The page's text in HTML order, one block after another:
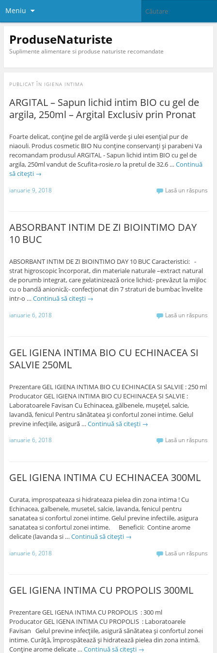
Meniu
ProduseNaturiste
Suplimente alimentare si produse naturiste recomandate
PUBLICAT ÎN IGIENA INTIMA
ARGITAL – Sapun lichid intim BIO cu gel de
argila, 250ml – Argital Exclusiv prin Pronat
Foarte delicat, conţine gel de argilă verde şi ulei esenţial pur de
niaouli. Produs cosmetic BIO Nu conţine conservanţi și parabeni Va
recomandam produsul ARGITAL - Sapun lichid intim BIO cu gel de
argila, 250ml vandut de Scufita-rosie.ro la pretul de 32.6 … Continuă
să citești →
ianuarie 9, 2018 Lasă un răspuns
ABSORBANT INTIM DE ZI BIOINTIMO DAY
10 BUC
ABSORBANT INTIM DE ZI BIOINTIMO DAY 10 BUC Caracteristici: -
strat higroscopic încorporat, din materiale naturale –extract natural
de porumb integrat, care gelatinizează orice lichid;- prevăzut la mijloc
cu o bandă anionică;- confecţionat din 7 straturi de bumbac învelite
intr-o … Continuă să citești →
ianuarie 6, 2018 Lasă un răspuns
GEL IGIENA INTIMA BIO CU ECHINACEA SI
SALVIE 250ML
Prezentare GEL IGIENA INTIMA BIO CU ECHINACEA SI SALVIE : 250 ml
Producator GEL IGIENA INTIMA BIO CU ECHINACEA SI SALVIE :
Laboratoarele Favisan Cu Echinacea, gălbenele, muşeţel, salcie,
lavandă, fenicul Pentru sănătatea şi confortul zonei intime. Gelul
previne infecţiile, asigură … Continuă să citești →
ianuarie 6, 2018 Lasă un răspuns
GEL IGIENA INTIMA CU ECHINACEA 300ML
Curata, improspateaza si hidrateaza pielea din zona intima ! Cu
Echinacea, galbenele, musetel, salcie, lavanda, fenicul pentru
sanatatea si confortul zonei intime. Gelul previne infectiile, asigura
sanatatea si confortul zonei intime. Beneficii: Contine arome
delicate (lavanda si … Continuă să citești →
ianuarie 6, 2018 Lasă un răspuns
GEL IGIENA INTIMA CU PROPOLIS 300ML
Prezentare GEL IGENA INTIMA CU PROPOLIS : 300 ml
Producator GEL IGENA INTIMA CU PROPOLIS : Laboratoarele
Favisan Gelul previne infecţiile, asigură sănătatea şi confortul zonei
intime. Curăţă, împrospătează şi hidratează pielea din zona intimă.
Conţine arome delicate … Continuă să citești →